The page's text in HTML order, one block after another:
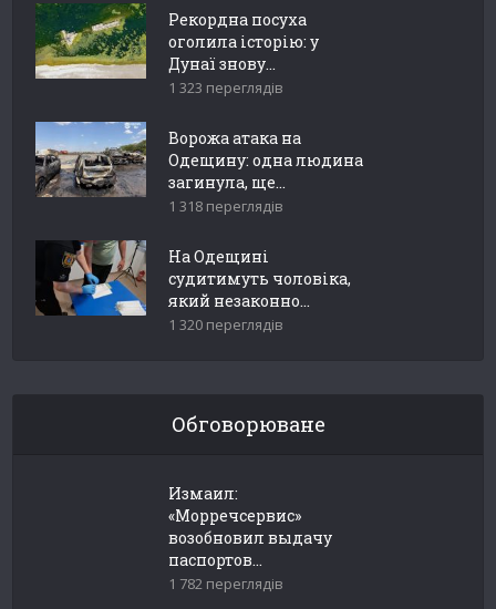
Рекордна посуха
оголила історію: у
Дунаї знову...
1 323 переглядів
Ворожа атака на
Одещину: одна людина
загинула, ще...
1 318 переглядів
На Одещині
судитимуть чоловіка,
який незаконно...
1 320 переглядів
Обговорюване
Измаил:
«Морречсервис»
возобновил выдачу
паспортов...
1 782 переглядів